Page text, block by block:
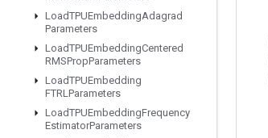
LoadTPUEmbeddingAdagrad
Parameters
LoadTPUEmbeddingCentered
RMSPropParameters
LoadTPUEmbedding
FTRLParameters
LoadTPUEmbeddingFrequency
EstimatorParameters